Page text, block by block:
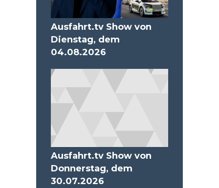
Ausfahrt.tv Show von
Dienstag, dem
04.08.2026
Ausfahrt.tv Show von
Donnerstag, dem
30.07.2026